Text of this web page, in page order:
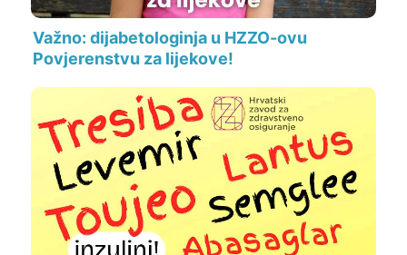
Važno: dijabetologinja u HZZO-ovu
Povjerenstvu za lijekove!